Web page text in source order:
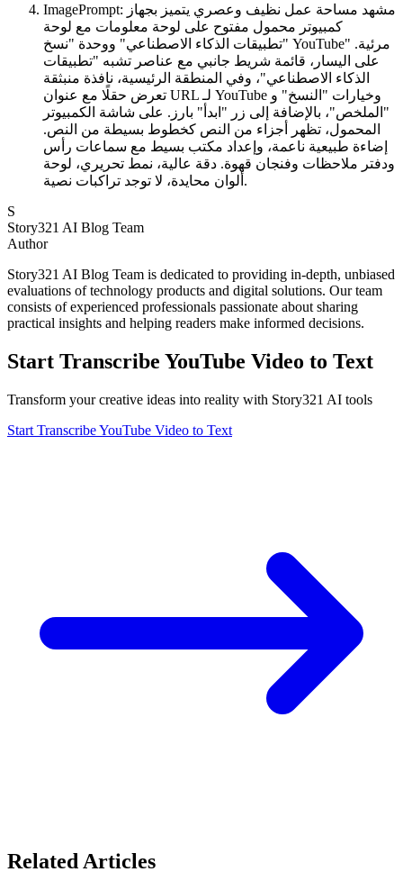
ImagePrompt: مشهد مساحة عمل نظيف وعصري يتميز بجهاز
كمبيوتر محمول مفتوح على لوحة معلومات مع لوحة
"تطبيقات الذكاء الاصطناعي" ووحدة "نسخ YouTube" مرئية.
على اليسار، قائمة شريط جانبي مع عناصر تشبه "تطبيقات
الذكاء الاصطناعي"، وفي المنطقة الرئيسية، نافذة منبثقة
تعرض حقلًا مع عنوان URL لـ YouTube وخيارات "النسخ" و
"الملخص"، بالإضافة إلى زر "ابدأ" بارز. على شاشة الكمبيوتر
المحمول، تظهر أجزاء من النص كخطوط بسيطة من النص.
إضاءة طبيعية ناعمة، وإعداد مكتب بسيط مع سماعات رأس
ودفتر ملاحظات وفنجان قهوة. دقة عالية، نمط تحريري، لوحة
ألوان محايدة، لا توجد تراكبات نصية.
S
Story321 AI Blog Team
Author
Story321 AI Blog Team is dedicated to providing in-depth, unbiased
evaluations of technology products and digital solutions. Our team
consists of experienced professionals passionate about sharing
practical insights and helping readers make informed decisions.
Start Transcribe YouTube Video to Text
Transform your creative ideas into reality with Story321 AI tools
Start Transcribe YouTube Video to Text
Related Articles